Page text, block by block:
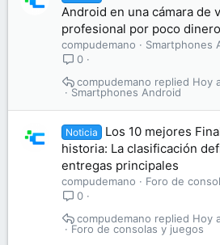
Android en una cámara de
profesional por poco dinero
compudemano
Smartphones
0
Smartphones Android
Hoy
compudemano
Noticia
Los 10 mejores
historia: La clasificación
entregas principales
compudemano
Foro de
0
Foro de consolas y juegos
Hoy
compudemano